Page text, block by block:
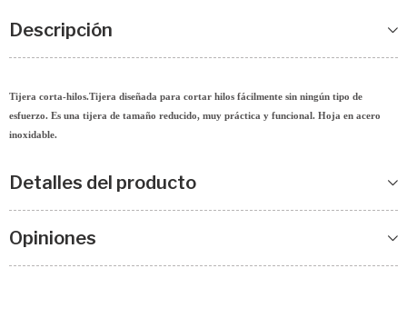
Descripción
Tijera corta-hilos.Tijera diseñada para cortar hilos fácilmente sin ningún tipo de
esfuerzo. Es una tijera de tamaño reducido, muy práctica y funcional. Hoja en acero
inoxidable.
Detalles del producto
Opiniones